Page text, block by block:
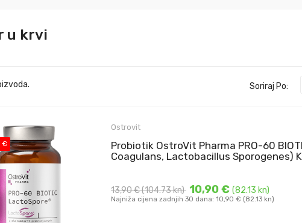
u krvi
Soriraj Po:
€
Ostrovit
Probiotik OstroVit Pharma PRO-60
Coagulans, Lactobacillus Sporogenes)
13,90 €(104.73 kn) 10,90 € (82.13 kn)
Najniža cijena zadnjih 30 dana: 10,90 € (82.13 kn)